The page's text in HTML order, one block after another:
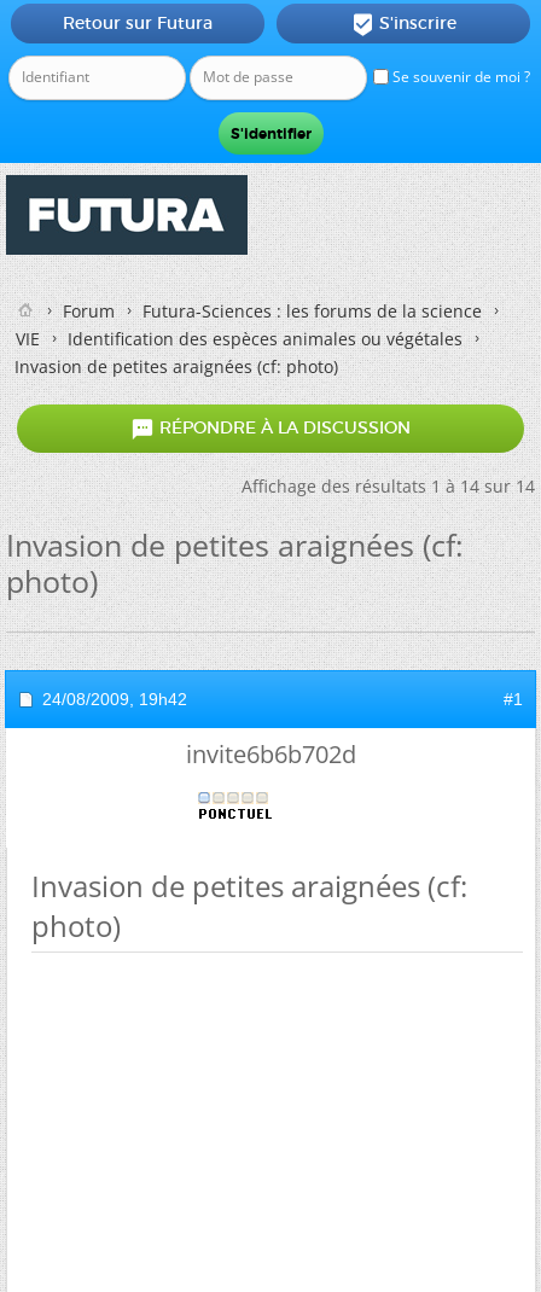
Se souvenir de moi ?
Retour sur Futura  S'inscrire
Forum
Futura-Sciences : les forums de la science
VIE
Identification des espèces animales ou végétales
Invasion de petites araignées (cf: photo)
 RÉPONDRE À LA DISCUSSION
Affichage des résultats 1 à 14 sur 14
Invasion de petites araignées (cf:
photo)
24/08/2009, 19h42 #1
invite6b6b702d
Invasion de petites araignées (cf:
photo)